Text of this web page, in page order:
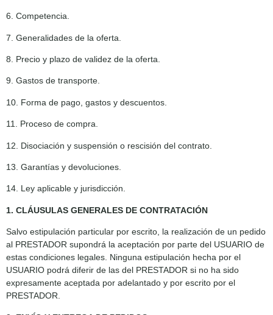
6. Competencia.
7. Generalidades de la oferta.
8. Precio y plazo de validez de la oferta.
9. Gastos de transporte.
10. Forma de pago, gastos y descuentos.
11. Proceso de compra.
12. Disociación y suspensión o rescisión del contrato.
13. Garantías y devoluciones.
14. Ley aplicable y jurisdicción.
1. CLÁUSULAS GENERALES DE CONTRATACIÓN
Salvo estipulación particular por escrito, la realización de un pedido
al PRESTADOR supondrá la aceptación por parte del USUARIO de
estas condiciones legales. Ninguna estipulación hecha por el
USUARIO podrá diferir de las del PRESTADOR si no ha sido
expresamente aceptada por adelantado y por escrito por el
PRESTADOR.